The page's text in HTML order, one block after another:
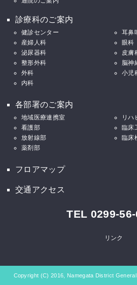
診療科のご案内
健診センター
耳鼻
産婦人科
眼科
泌尿器科
皮膚
整形外科
脳神
外科
小児
内科
各部署のご案内
地域医療連携室
リハ
看護部
臨床
放射線部
臨床
薬剤部
フロアマップ
交通アクセス
TEL 0299-
リンク
Copyright (C) 2016, Namegata District